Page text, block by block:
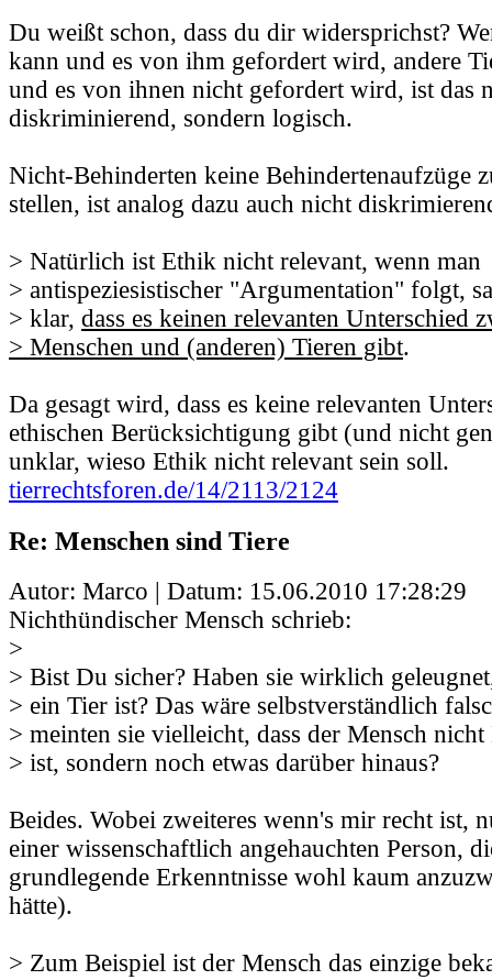
Du weißt schon, dass du dir widersprichst?
kann und es von ihm gefordert wird, andere
und es von ihnen nicht gefordert wird, ist das
diskriminierend, sondern logisch.
Nicht-Behinderten keine Behindertenaufzüge
stellen, ist analog dazu auch nicht
> Natürlich ist Ethik nicht relevant, wenn man
> antispeziesistischer "Argumentation" folgt,
> klar, dass es keinen relevanten Unterschied
> Menschen und (anderen) Tieren gibt.
Da gesagt wird, dass es keine relevanten
ethischen Berücksichtigung gibt (und nicht
unklar, wieso Ethik nicht relevant sein soll.
tierrechtsforen.de/14/2113/2124
Re: Menschen sind Tiere
Autor: Marco | Datum: 15.06.2010 17:28:29
Nichthündischer Mensch schrieb:
>
> Bist Du sicher? Haben sie wirklich
> ein Tier ist? Das wäre selbstverständlich
> meinten sie vielleicht, dass der Mensch
> ist, sondern noch etwas darüber hinaus?
Beides. Wobei zweiteres wenn's mir recht ist,
einer wissenschaftlich angehauchten Person,
grundlegende Erkenntnisse wohl kaum
hätte).
> Zum Beispiel ist der Mensch das einzige